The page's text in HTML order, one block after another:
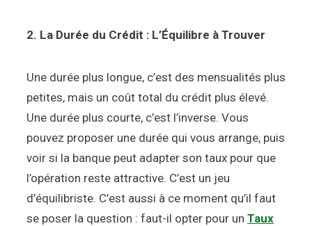
2. La Durée du Crédit : L’Équilibre à Trouver
Une durée plus longue, c’est des mensualités plus
petites, mais un coût total du crédit plus élevé.
Une durée plus courte, c’est l’inverse. Vous
pouvez proposer une durée qui vous arrange, puis
voir si la banque peut adapter son taux pour que
l’opération reste attractive. C’est un jeu
d’équilibriste. C’est aussi à ce moment qu’il faut
se poser la question : faut-il opter pour un Taux